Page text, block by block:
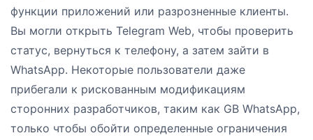
функции приложений или разрозненные клиенты.
Вы могли открыть Telegram Web, чтобы проверить
статус, вернуться к телефону, а затем зайти в
WhatsApp. Некоторые пользователи даже
прибегали к рискованным модификациям
сторонних разработчиков, таким как GB WhatsApp,
только чтобы обойти определенные ограничения